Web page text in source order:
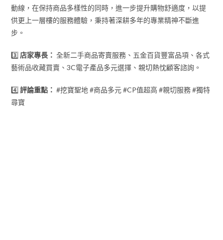
動線，在保持商品多樣性的同時，進一步提升購物舒適度，以提
供更上一層樓的服務體驗，秉持著深耕多年的專業精神不斷進
步。
3️⃣ 店家專長： 全新二手商品寄賣服務、五金百貨豐富品項、各式
藝術品收藏買賣、3C電子產品多元選擇、親切熱忱顧客諮詢。
4️⃣評論重點： #挖寶聖地 #商品多元 #CP值超高 #親切服務 #獨特
尋寶